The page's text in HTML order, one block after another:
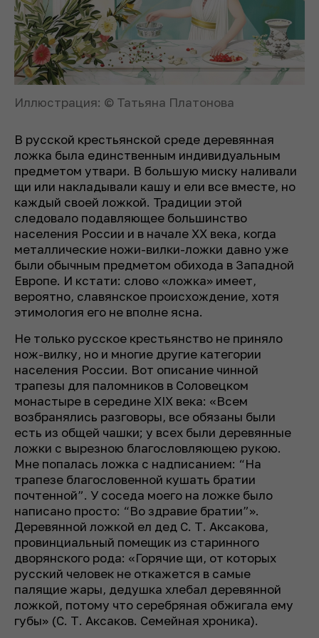
Иллюстрация: © Татьяна Платонова
В русской крестьянской среде деревянная
ложка была единственным индивидуальным
предметом утвари. В большую миску наливали
щи или накладывали кашу и ели все вместе, но
каждый своей ложкой. Традиции этой
следовало подавляющее большинство
населения России и в начале XX века, когда
металлические ножи-вилки-ложки давно уже
были обычным предметом обихода в Западной
Европе. И кстати: слово «ложка» имеет,
вероятно, славянское происхождение, хотя
этимология его не вполне ясна.
Не только русское крестьянство не приняло
нож-вилку, но и многие другие категории
населения России. Вот описание чинной
трапезы для паломников в Соловецком
монастыре в середине XIX века: «Всем
возбранялись разговоры, все обязаны были
есть из общей чашки; у всех были деревянные
ложки с вырезною благословляющею рукою.
Мне попалась ложка с надписанием: “На
трапезе благословенной кушать братии
почтенной”. У соседа моего на ложке было
написано просто: “Во здравие братии”».
Деревянной ложкой ел дед С. Т. Аксакова,
провинциальный помещик из старинного
дворянского рода: «Горячие щи, от которых
русский человек не откажется в самые
палящие жары, дедушка хлебал деревянной
ложкой, потому что серебряная обжигала ему
губы» (С. Т. Аксаков. Семейная хроника).